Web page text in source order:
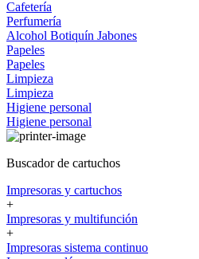
Cafetería
Perfumería
Alcohol Botiquín Jabones
Papeles
Papeles
Limpieza
Limpieza
Higiene personal
Higiene personal
Buscador de cartuchos
Impresoras y cartuchos
+
Impresoras y multifunción
+
Impresoras sistema continuo